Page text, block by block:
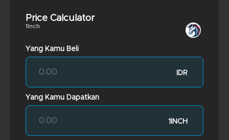
Price Calculator
1Inch
Yang Kamu Beli
IDR
Yang Kamu Dapatkan
1INCH